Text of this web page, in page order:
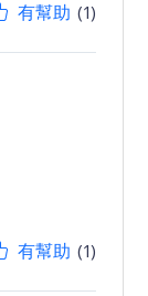
有幫助 (1)
有幫助 (1)